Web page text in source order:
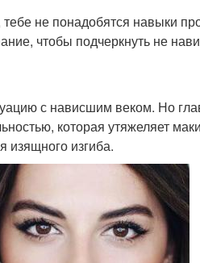
не понадобятся навыки
чтобы подчеркнуть не
с нависшим веком. Но
которая утяжеляет
изящного изгиба.